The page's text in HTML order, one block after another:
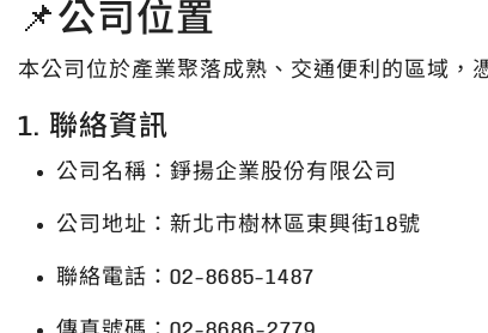
📌公司位置
本公司位於產業聚落成熟、交通便利的區域，
1. 聯絡資訊
公司名稱：錚揚企業股份有限公司
公司地址：新北市樹林區東興街18號
聯絡電話：02-8685-1487